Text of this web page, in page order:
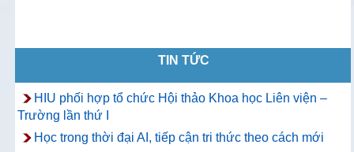
TIN TỨC
HIU phối hợp tổ chức Hội thảo Khoa học Liên viện –
Trường lần thứ I
Học trong thời đại AI, tiếp cận tri thức theo cách mới